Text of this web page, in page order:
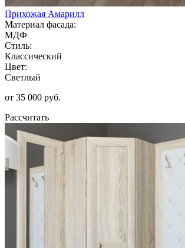
Прихожая Амарилл
Материал фасада:
МДФ
Стиль:
Классический
Цвет:
Светлый
от 35 000 руб.
Рассчитать